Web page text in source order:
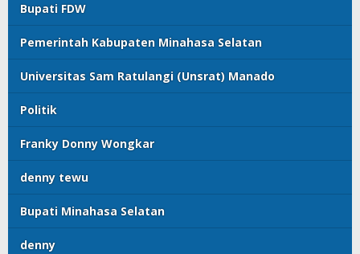
Bupati FDW
Pemerintah Kabupaten Minahasa Selatan
Universitas Sam Ratulangi (Unsrat) Manado
Politik
Franky Donny Wongkar
denny tewu
Bupati Minahasa Selatan
denny